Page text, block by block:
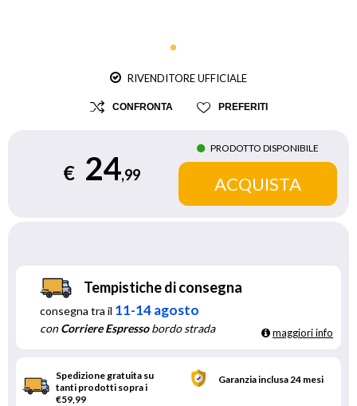
RIVENDITORE UFFICIALE
CONFRONTA PREFERITI
€ 24,99
PRODOTTO DISPONIBILE
Tempistiche di consegna
consegna tra il 11-14 agosto
conCorriere Espressobordo strada maggiori info
Spedizione gratuita su
tanti prodotti sopra i
€59,99
Garanzia inclusa 24 mesi